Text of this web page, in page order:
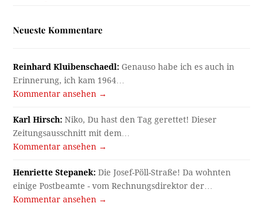
Neueste Kommentare
Reinhard Kluibenschaedl: Genauso habe ich es auch in
Erinnerung, ich kam 1964…
Kommentar ansehen →
Karl Hirsch: Niko, Du hast den Tag gerettet! Dieser
Zeitungsausschnitt mit dem…
Kommentar ansehen →
Henriette Stepanek: Die Josef-Pöll-Straße! Da wohnten
einige Postbeamte - vom Rechnungsdirektor der…
Kommentar ansehen →